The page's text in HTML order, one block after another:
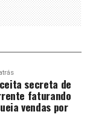
secreta de
faturando
vendas por